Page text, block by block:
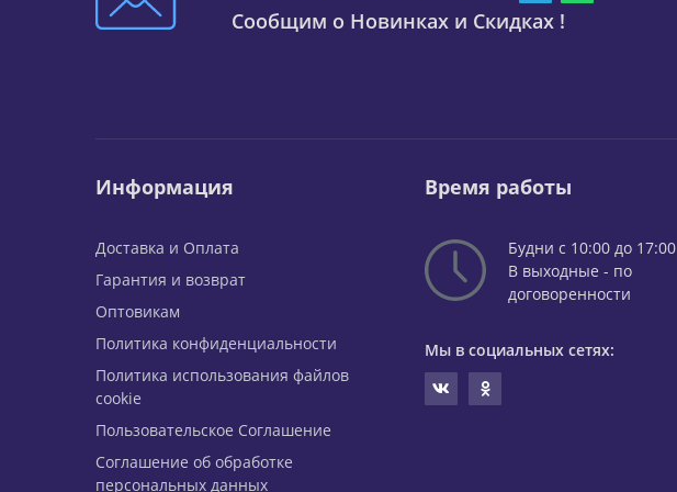
Сообщим о Новинках и Скидках !
Информация
Доставка и Оплата
Гарантия и возврат
Оптовикам
Политика конфиденциальности
Политика использования файлов
cookie
Пользовательское Соглашение
Соглашение об обработке
персональных данных
Время работы
Будни с 10:00 до 17:00
В выходные - по
договоренности
Мы в социальных сетях: